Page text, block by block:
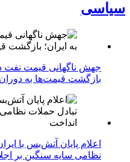
سیاسی
جهش ناگهانی قیمت نفت
بازگشت قیمت‌ها به
اعلام پایان آتش‌بس با
نظامی سایه سنگین بر